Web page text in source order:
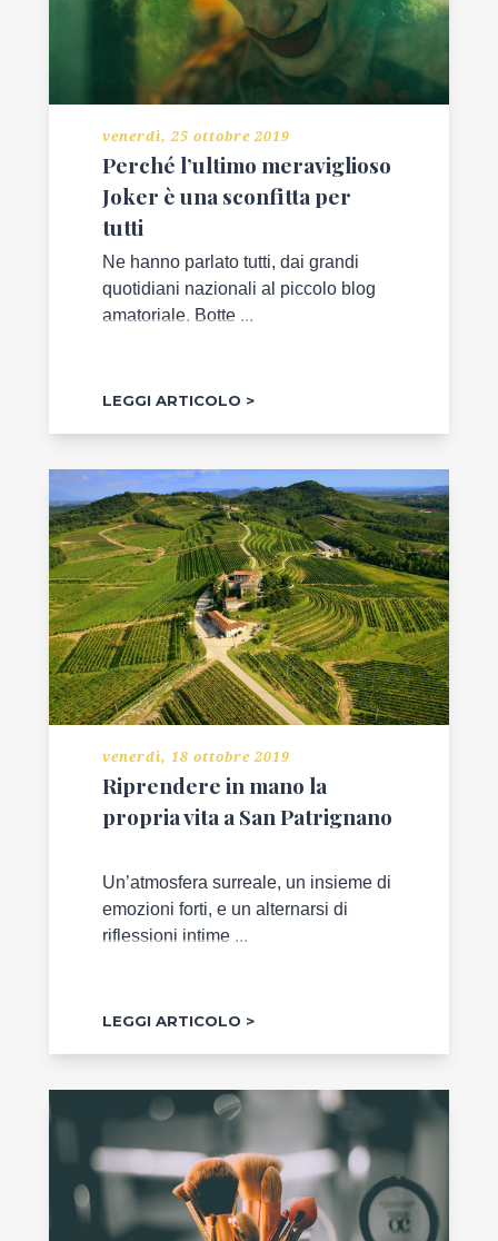
ECONOMIA
EVENTI
MONDO
L'AMBIENTE
VOGLIAMO
D'INCANTO
DI
LIBRI
BLOGGER
GALLINE
PADOVANE
PAPÀ
IMPERFETTO
BLOG
CONTATTI
venerdì, 25 ottobre 2019
Perché l’ultimo meraviglioso
Joker è una sconfitta per
tutti
Ne hanno parlato tutti, dai grandi
quotidiani nazionali al piccolo blog
amatoriale. Botte ...
LEGGI ARTICOLO
venerdì, 18 ottobre 2019
Riprendere in mano la
propria vita a San Patrignano
Un’atmosfera surreale, un insieme di
emozioni forti, e un alternarsi di
riflessioni intime ...
LEGGI ARTICOLO